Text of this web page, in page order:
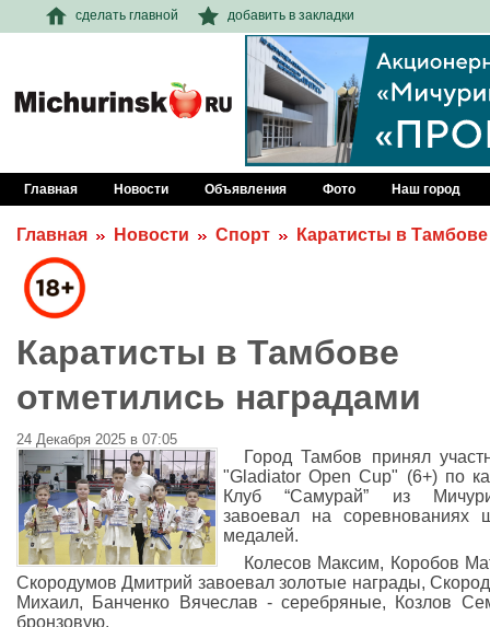
сделать главной добавить в закладки
Главная Новости Объявления Фото Наш город
Главная Новости Спорт Каратисты в
Каратисты в Тамбове
отметились наградами
24 Декабря 2025 в 07:05
Город Тамбов принял
"Gladiator Open Cup" (6+) по
Клуб “Самурай” из
завоевал на соревнованиях
медалей.
Колесов Максим, Коробов
Скородумов Дмитрий завоевал золотые награды,
Михаил, Банченко Вячеслав - серебряные, Козлов
бронзовую.